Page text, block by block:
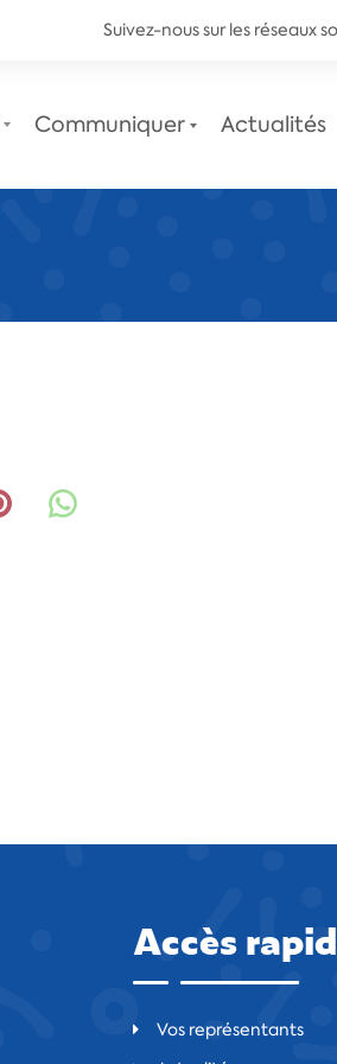
Suivez-nous sur les réseaux
Les sites des
Communiquer Actualités
Accès
Vos représentants